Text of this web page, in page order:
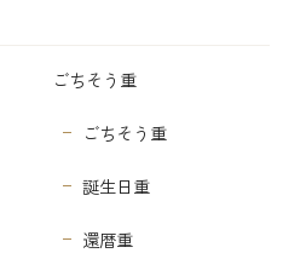
ごちそう重
ごちそう重
誕生日重
還暦重